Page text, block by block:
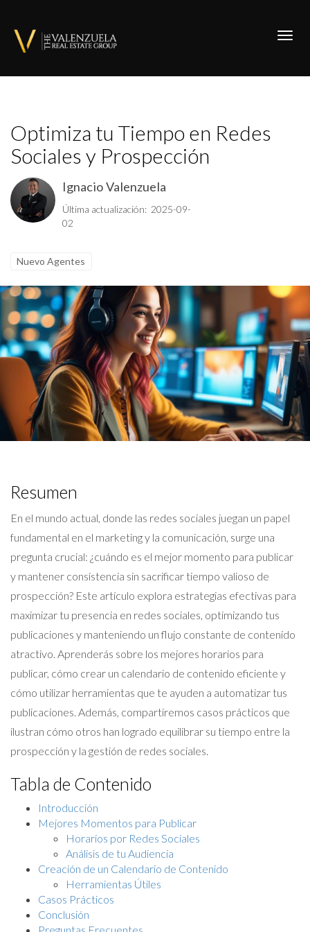
Optimiza tu Tiempo en Redes
Sociales y Prospección
Ignacio Valenzuela
Última actualización: 2025-09-
02
Nuevo Agentes
Resumen
En el mundo actual, donde las redes sociales juegan un papel
fundamental en el marketing y la comunicación, surge una
pregunta crucial: ¿cuándo es el mejor momento para publicar
y mantener consistencia sin sacrificar tiempo valioso de
prospección? Este artículo explora estrategias efectivas para
maximizar tu presencia en redes sociales, optimizando tus
publicaciones y manteniendo un flujo constante de contenido
atractivo. Aprenderás sobre los mejores horarios para
publicar, cómo crear un calendario de contenido eficiente y
cómo utilizar herramientas que te ayuden a automatizar tus
publicaciones. Además, compartiremos casos prácticos que
ilustran cómo otros han logrado equilibrar su tiempo entre la
prospección y la gestión de redes sociales.
Tabla de Contenido
Introducción
Mejores Momentos para Publicar
Horarios por Redes Sociales
Análisis de tu Audiencia
Creación de un Calendario de Contenido
Herramientas Útiles
Casos Prácticos
Conclusión